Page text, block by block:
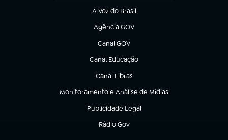
A Voz do Brasil
(abre em nova aba)
Agência GOV
(abre em nova aba)
Canal GOV
(abre em nova aba)
Canal Educação
(abre em nova aba)
Canal Libras
(abre em nova aba)
Monitoramento e Análise de Mídias
(abre em nova aba)
Publicidade Legal
(abre em nova aba)
Rádio Gov
(abre em nova aba)